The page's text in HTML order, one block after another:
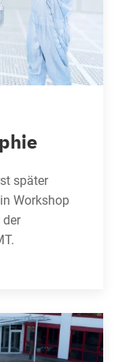
später
Workshop